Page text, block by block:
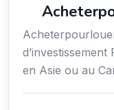
en Asie ou au